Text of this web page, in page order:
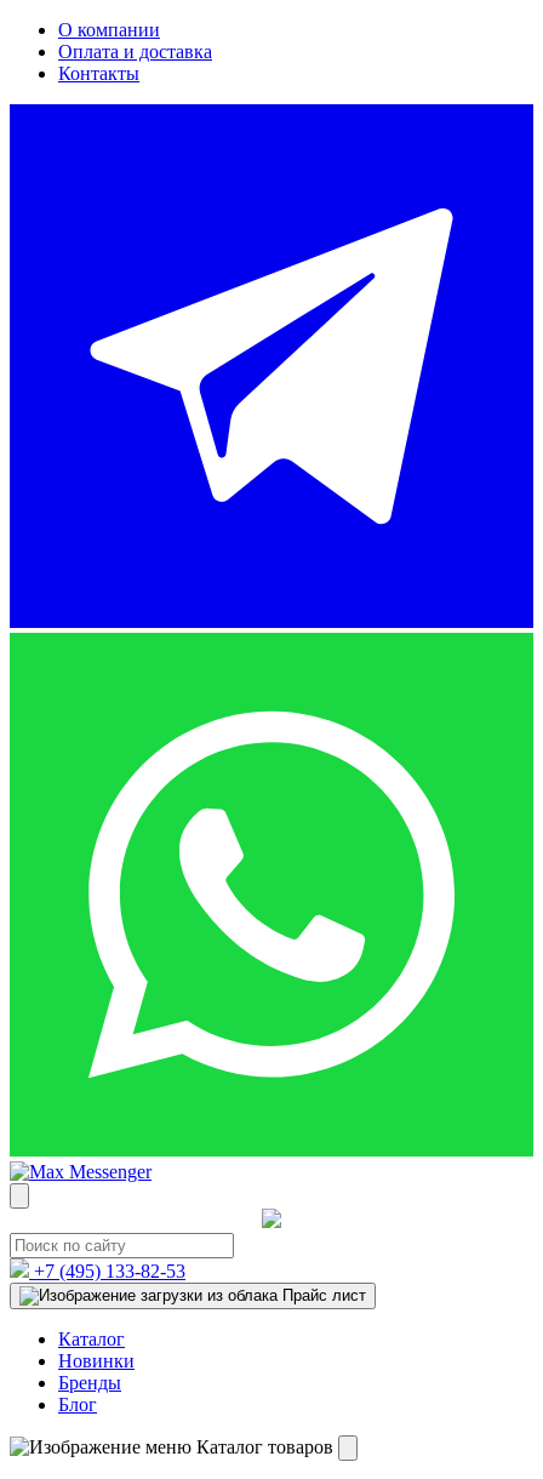
О компании
Оплата и доставка
Контакты
+7 (495) 133-82-53
Прайс лист
Каталог
Новинки
Бренды
Блог
Каталог товаров